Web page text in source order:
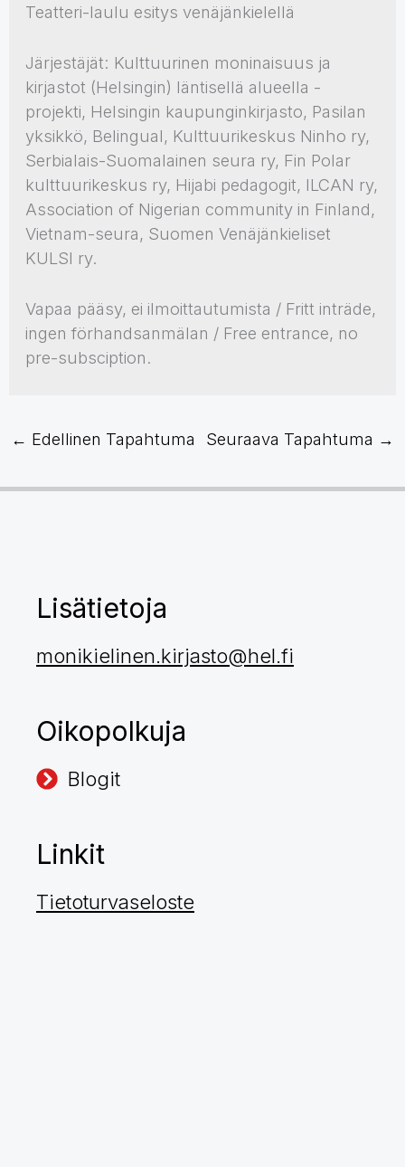
Teatteri-laulu esitys venäjänkielellä
Järjestäjät: Kulttuurinen moninaisuus ja
kirjastot (Helsingin) läntisellä alueella -
projekti, Helsingin kaupunginkirjasto, Pasilan
yksikkö, Belingual, Kulttuurikeskus Ninho ry,
Serbialais-Suomalainen seura ry, Fin Polar
kulttuurikeskus ry, Hijabi pedagogit, ILCAN ry,
Association of Nigerian community in Finland,
Vietnam-seura, Suomen Venäjänkieliset
KULSI ry.
Vapaa pääsy, ei ilmoittautumista / Fritt inträde,
ingen förhandsanmälan / Free entrance, no
pre-subsciption.
← Edellinen Tapahtuma Seuraava Tapahtuma →
Lisätietoja
monikielinen.kirjasto@hel.fi
Oikopolkuja
Blogit
Linkit
Tietoturvaseloste